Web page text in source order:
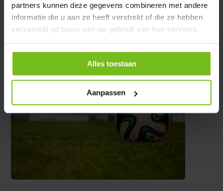
partners kunnen deze gegevens combineren met andere
informatie die u aan ze heeft verstrekt of die ze hebben
verzameld op basis van uw gebruik van hun services.
Alles toestaan
Aanpassen
Delen